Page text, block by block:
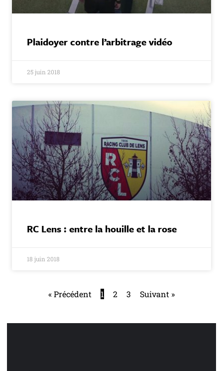
Plaidoyer contre l’arbitrage vidéo
25 juin 2018
RC Lens : entre la houille et la rose
18 juin 2018
« Précédent 1 2 3 Suivant »